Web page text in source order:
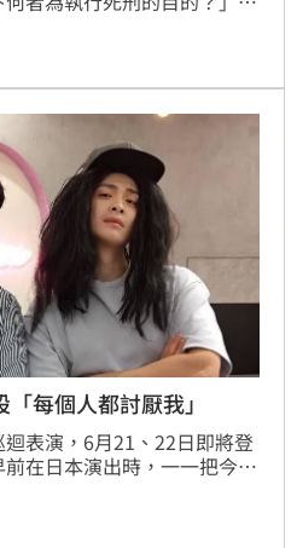
英九將死囚當成提款機，死
剩1元吼？這十年來都沒上
蛤？」
每個人都討厭我」
迴表演，6月21、22日即將登
在日本演出時，一一把今年
風波遭炎上，博恩則是去年